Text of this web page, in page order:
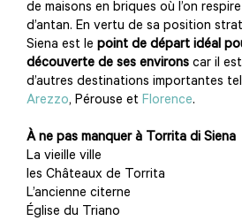
de maisons en briques où l’on
d’antan. En vertu de sa position
Siena est le point de départ idéal
découverte de ses environs car il
d’autres destinations importantes
Arezzo, Pérouse et Florence.
À ne pas manquer à Torrita di Siena
La vieille ville
les Châteaux de Torrita
L’ancienne citerne
Église du Triano